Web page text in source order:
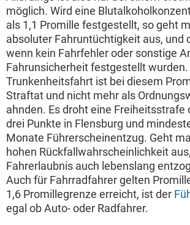
möglich. Wird eine
als 1,1 Promille festgestellt, so geht
absoluter Fahruntüchtigkeit aus, und
wenn kein Fahrfehler oder sonstige
Fahrunsicherheit festgestellt wurden.
Trunkenheitsfahrt ist bei diesem
Straftat und nicht mehr als
ahnden. Es droht eine Freiheitsstrafe
drei Punkte in Flensburg und
Monate Führerscheinentzug. Geht
hohen Rückfallwahrscheinlichkeit
Fahrerlaubnis auch lebenslang
Auch für Fahrradfahrer gelten
1,6 Promillegrenze erreicht, ist der
egal ob Auto- oder Radfahrer.